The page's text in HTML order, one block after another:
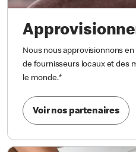
Nous nous approvisionnons
de fournisseurs locaux et des
le monde.*
Voir nos partenaires